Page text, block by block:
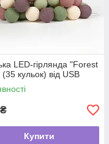
LED-гірлянда "Forest
кульок) від USB
₴
Купити